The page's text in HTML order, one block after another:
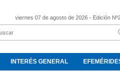
viernes 07 de agosto de 2026 - Edición
INTERÉS GENERAL